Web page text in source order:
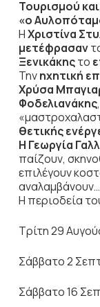
Τουρισμού
«ο
ΗΧριστίνα
μετέφρασαν
Ξενικάκηςτο
Τηνηχητική
Χρύσα
Φοδελιανάκης
θετικής
Η Γεωργία
παίζουν,
επιλέγουν
Η περιοδεία
Τρίτη 29
Σάββατο 2
Σάββατο 16